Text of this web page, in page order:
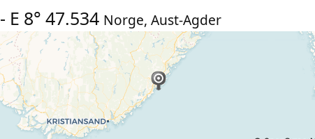
- E 8° 47.534 Norge, Aust-Agder